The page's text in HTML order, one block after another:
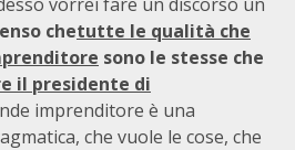
chetutte le qualità che
sono le stesse che
il presidente di
imprenditore è una
che vuole le cose, che